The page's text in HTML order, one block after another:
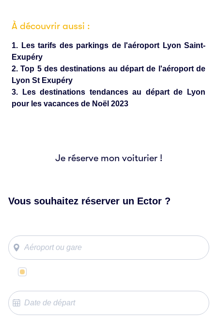
À découvrir aussi :
Les tarifs des parkings de l'aéroport Lyon Saint-
Exupéry
Top 5 des destinations au départ de l'aéroport de
Lyon St Exupéry
Les destinations tendances au départ de Lyon
pour les vacances de Noël 2023
Je réserve mon voiturier !
Vous souhaitez réserver un Ector ?